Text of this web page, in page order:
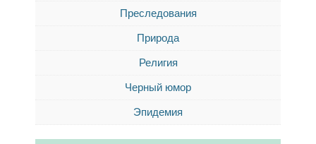
Преследования
Природа
Религия
Черный юмор
Эпидемия